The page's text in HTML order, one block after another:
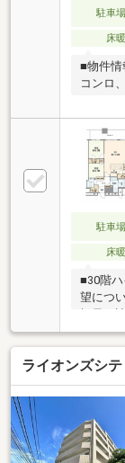
まい
細・ご
駐車
床
■物件
コンロ
りある
インク
トネス
お勧め
「武蔵
す。
望良好
駐車
床
■30階
望につ
日光を
て・元
立・
る2LDK
人管理
ウンジ
実・「
ークタ
ライオンズシ